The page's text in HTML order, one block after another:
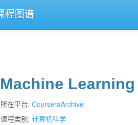
程图谱
Machine Learning
所在平台: CourseraArchive
课程类别: 计算机科学